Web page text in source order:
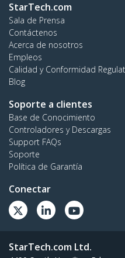
StarTech.com
Sala de Prensa
Contáctenos
Acerca de nosotros
Empleos
Calidad y Conformidad
Blog
Soporte a clientes
Base de Conocimiento
Controladores y Descargas
Support FAQs
Soporte
Política de Garantía
Conectar
StarTech.com Ltd.